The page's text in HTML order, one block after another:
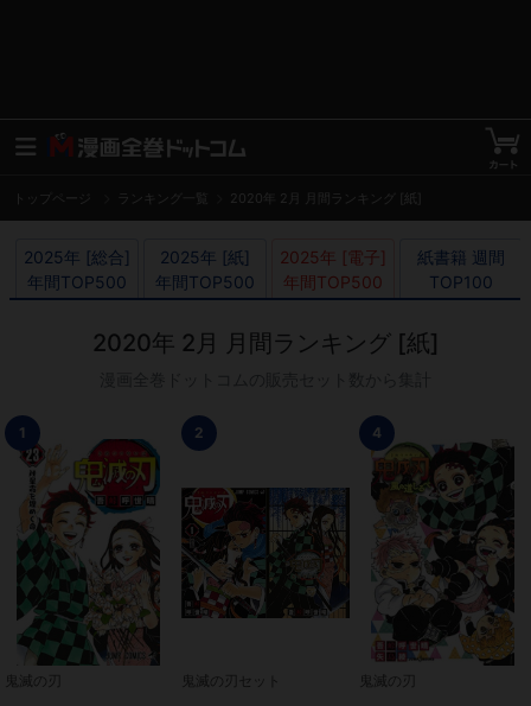
トップページ ランキング一覧 2020年 2月 月間ランキング [紙]
2025年 [総合]
年間TOP500
2025年 [紙]
年間TOP500
2025年 [電子]
年間TOP500
紙書籍 週間
TOP100
2020年 2月 月間ランキング [紙]
1
鬼滅の刃
2
鬼滅の刃セット
4
鬼滅の刃